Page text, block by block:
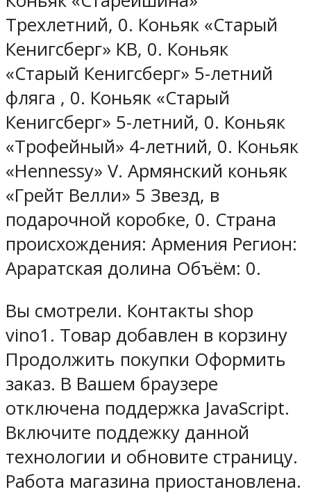
Трехлетний, 0. Коньяк «Старый
Кенигсберг» КВ, 0. Коньяк
«Старый Кенигсберг» 5-летний
фляга , 0. Коньяк «Старый
Кенигсберг» 5-летний, 0. Коньяк
«Трофейный» 4-летний, 0. Коньяк
«Hennessy» V. Армянский коньяк
«Грейт Велли» 5 Звезд, в
подарочной коробке, 0. Страна
происхождения: Армения Регион:
Араратская долина Объём: 0.
Вы смотрели. Контакты shop
vino1. Товар добавлен в корзину
Продолжить покупки Оформить
заказ. В Вашем браузере
отключена поддержка JavaScript.
Включите поддежку данной
технологии и обновите страницу.
Работа магазина приостановлена.